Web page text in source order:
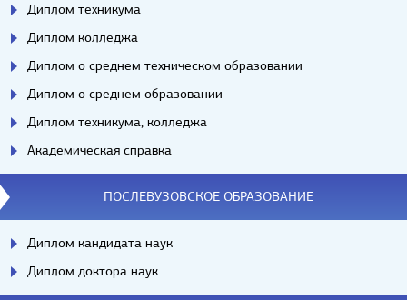
Диплом техникума
Диплом колледжа
Диплом о среднем техническом образовании
Диплом о среднем образовании
Диплом техникума, колледжа
Академическая справка
ПОСЛЕВУЗОВСКОЕ ОБРАЗОВАНИЕ
Диплом кандидата наук
Диплом доктора наук